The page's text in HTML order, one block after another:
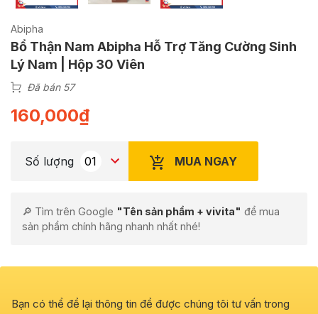
Abipha
Bổ Thận Nam Abipha Hỗ Trợ Tăng Cường Sinh
Lý Nam | Hộp 30 Viên
Đã bán 57
160,000₫
Số lượng MUA NGAY
🔎 Tìm trên Google "Tên sản phẩm + vivita" để mua
sản phẩm chính hãng nhanh nhất nhé!
Bạn có thể để lại thông tin để được chúng tôi tư vấn trong